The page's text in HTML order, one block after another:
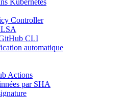
Controller
CLI
automatique
Actions
par SHA